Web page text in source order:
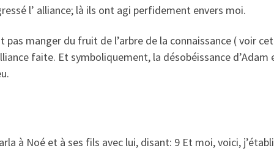
l’ alliance; là ils ont agi perfidement envers moi.
manger du fruit de l’arbre de la connaissance ( voir
faite. Et symboliquement, la désobéissance
à Noé et à ses fils avec lui, disant: 9 Et moi, voici,